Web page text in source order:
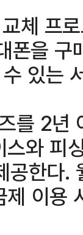
체 프
폰을 구
있는
를 2년
와 피
한다.
제 이